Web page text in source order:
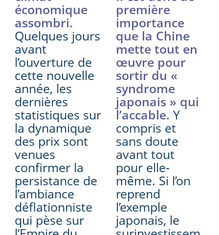
économique
assombri.
Quelques jours
avant
l’ouverture de
cette nouvelle
année, les
dernières
statistiques sur
la dynamique
des prix sont
venues
confirmer la
persistance de
l’ambiance
déflationniste
qui pèse sur
première
importance
que la Chine
mette tout en
œuvre pour
sortir du «
syndrome
japonais » qui
l’accable. Y
compris et
sans doute
avant tout
pour elle-
même. Si l’on
reprend
l’exemple
japonais, le